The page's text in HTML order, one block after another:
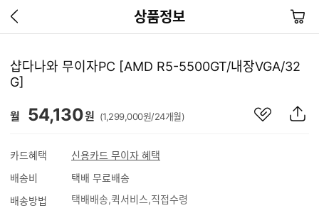
상품정보
이
지
가
장
바
샵다나와 무이자PC [AMD R5-5500GT/내장VGA/32
G]
월 54,130원 (1,299,000원/24개월)
카드혜택
신용카드 무이자 혜택
배송비
택배 무료배송
배송방법
택배배송 퀵서비스 직접수령